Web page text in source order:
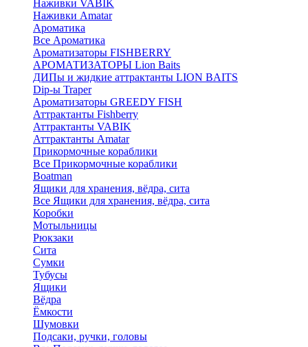
Наживки VABIK
Наживки Amatar
Ароматика
Все Ароматика
Ароматизаторы FISHBERRY
АРОМАТИЗАТОРЫ Lion Baits
ДИПы и жидкие аттрактанты LION BAITS
Dip-ы Traper
Ароматизаторы GREEDY FISH
Аттрактанты Fishberry
Аттрактанты VABIK
Аттрактанты Amatar
Прикормочные кораблики
Все Прикормочные кораблики
Boatman
Ящики для хранения, вёдра, сита
Все Ящики для хранения, вёдра, сита
Коробки
Мотыльницы
Рюкзаки
Сита
Сумки
Тубусы
Ящики
Вёдра
Ёмкости
Шумовки
Подсаки, ручки, головы